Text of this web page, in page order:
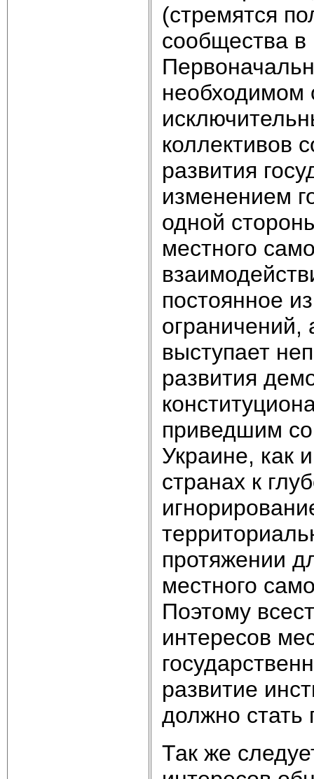
(стремятся
сообщества в
необходимом
коллективов
развития
изменением
одной
местного
постоянное
ограничений,
выступает
развития
приведшим
Украине, как
странах к
протяжении
местного
Поэтому
интересов
развитие
должно стать
Так же